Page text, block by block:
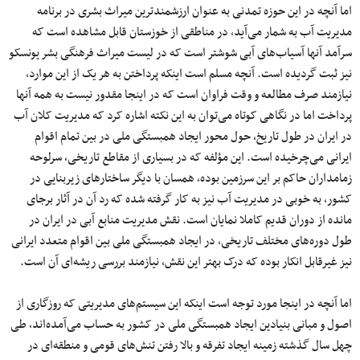
اما آنچه در این حوزه تمدنی به عنوان ارزشمندترین میراث بشری در برنامه
مدیریت آب به شمار می‌آید، در مناطقی از خوزستان قابل مشاهده است که
سرآمد آنها آسیاب‌های آبی شوشتر است که در لیست میراث فرهنگی بشر یونسکو
نیز ثبت گردیده است. آنچه مسلم است اینکه پرداختن به هر یک از این موارد،
نیازمند صرف مطالعه و وقت فراوان است که در اینجا مقدور نیست به همه آنها
پرداخت اما در نگاهی کوتاه می‌توان به این نکته اشاره کرد که مدیریت کلان آب
در ایران در طول تاریخ، حول محور ایجاد همبستگی ملی در بین تمام اقوام
ایرانی می‌چرخیده است. این مؤلفه که در بسیاری از مقاطع تاریخی، سرلوحه
زمامداران حاکم بر این سرزمین بوده، همسان با دیگر ساختارهای زیربنایی در
کشور، به خوبی در مدیریت آب نیز به کار گرفته شده که رد آن در آثار برجای
مانده از دوران قدیم کاملا نمایان است. نقش مدیریت منابع آبی در ایران در
طول دوره‌های مختلف تاریخی، در ایجاد همبستگی ملی بین اقوام متعدد ایرانی
نیز غیرقابل انکار بوده که درک بهتر این نقش، نیازمند بررسی ریشه‌ای آن است.
اما آنچه در اینجا مورد توجه است اینکه این سیستم‌های مدیریتی که روزگاری از
اصول و مبانی بنیادین ایجاد همبستگی ملی در کشور به حساب می‌آمده‌اند، طی
چهل سال گذشته زمینه ایجاد تفرقه و بالا رفتن تنش‌های قومی‌ و منطقه‌ای در